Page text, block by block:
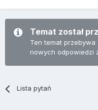
Temat został
Ten temat
nowych odpowiedzi
Lista pytań